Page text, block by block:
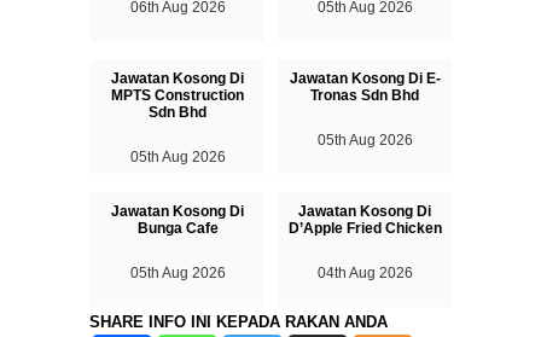
06th Aug 2026 05th Aug 2026
Jawatan Kosong Di
MPTS Construction
Sdn Bhd
05th Aug 2026
Jawatan Kosong Di E-
Tronas Sdn Bhd
05th Aug 2026
Jawatan Kosong Di
Bunga Cafe
05th Aug 2026
Jawatan Kosong Di
D’Apple Fried Chicken
04th Aug 2026
SHARE INFO INI KEPADA RAKAN ANDA